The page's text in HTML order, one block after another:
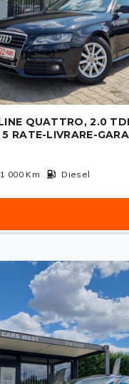
QUATTRO, 2.0
RATE-LIVRARE-
000Km Diesel